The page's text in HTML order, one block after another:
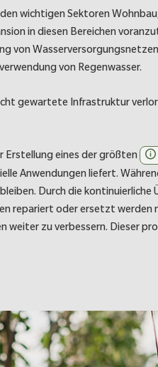
wichtigen Sektoren
in diesen Bereichen
von
von Regenwasser.
gewartete Infrastruktur
Erstellung eines der größten
Anwendungen liefert.
Durch die kontinuierliche
repariert oder ersetzt werden
zu verbessern. Dieser